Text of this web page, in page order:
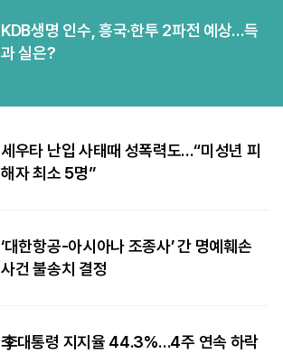
KDB생명 인수, 흥국·한투 2파전 예상…득
과 실은?
세우타 난입 사태때 성폭력도…“미성년 피
해자 최소 5명”
‘대한항공-아시아나 조종사’ 간 명예훼손
사건 불송치 결정
李대통령 지지율 44.3%…4주 연속 하락